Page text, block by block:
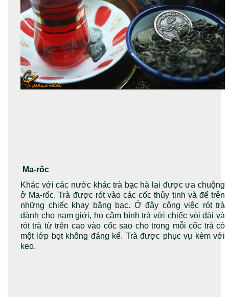
Ma-rốc
Khác với các nước khác trà bạc hà lại được ưa chuộng
ở Ma-rốc. Trà được rót vào các cốc thủy tinh và để trên
những chiếc khay bằng bạc. Ở đây công việc rót trà
dành cho nam giới, họ cầm bình trà với chiếc vòi dài và
rót trà từ trên cao vào cốc sao cho trong mỗi cốc trà có
một lớp bọt không đáng kể. Trà được phục vụ kèm với
kẹo.